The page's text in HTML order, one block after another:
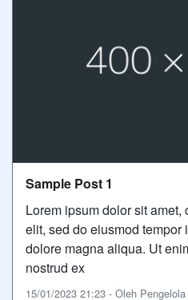
Sample Post 1
Lorem ipsum dolor sit
elit, sed do eiusmod tempor
dolore magna aliqua. Ut
nostrud ex
15/01/2023 21:23 - Oleh